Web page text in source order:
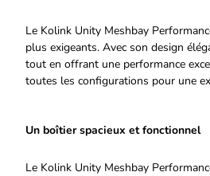
Le Kolink Unity Meshbay
plus exigeants. Avec son design
tout en offrant une performance
toutes les configurations pour une
Un boîtier spacieux et fonctionnel
Le Kolink Unity Meshbay